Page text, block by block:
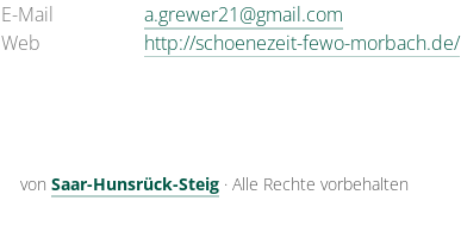
E-Mail
a.grewer21@gmail.com
Web
http://schoenezeit-fewo-morbach.de/
von Saar-Hunsrück-Steig · Alle Rechte vorbehalten